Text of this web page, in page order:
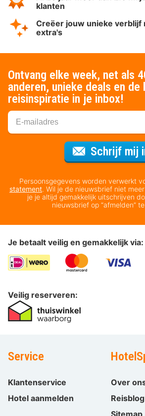
klanten
Creëer jouw unieke verblijf
extra's
Ontvang elke week, net als
anderen, unieke deals en de
reisinspiratie in je inbox!
Schrijf mij
Persoonsgegevens worden verwerkt
statement. Wil je de nieuwsbrief niet
je je altijd gemakkelijk uitschrijven
nieuwsbrief op “afmelden”
Je betaalt veilig en gemakkelijk via:
Veilig reserveren:
Service
Klantenservice
Hotel aanmelden
Over
Reisblog